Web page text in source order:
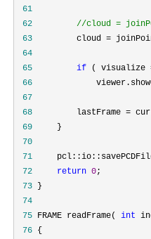
61
62
//cloud =
63
         cloud =
64
65
if ( visualize
66
67
68
         lastFrame =
69
70
71
72
return 0
73
74
75 FRAME readFrame( int
76